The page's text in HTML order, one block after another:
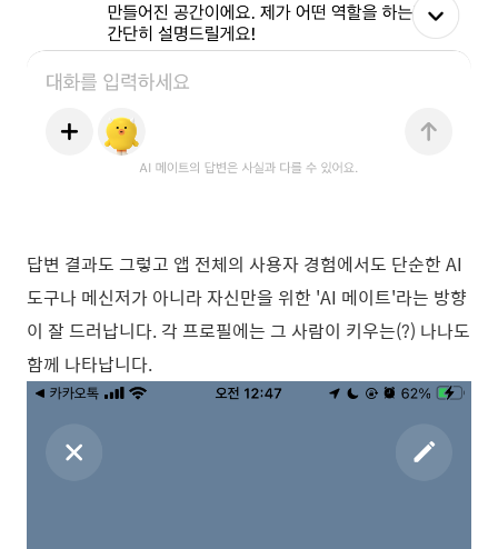
답변 결과도 그렇고 앱 전체의 사용자 경험에서도 단순한 AI
도구나 메신저가 아니라 자신만을 위한 'AI 메이트'라는 방향
이 잘 드러납니다. 각 프로필에는 그 사람이 키우는(?) 나나도
함께 나타납니다.